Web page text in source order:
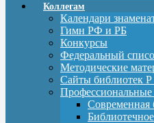
Коллегам
Календари
Гимн РФ и РБ
Конкурсы
Федеральный
Методические
Сайты библиотек Р
Современная